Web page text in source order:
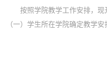
按照学院教学工作安排，现
（一）学生所在学院确定教学